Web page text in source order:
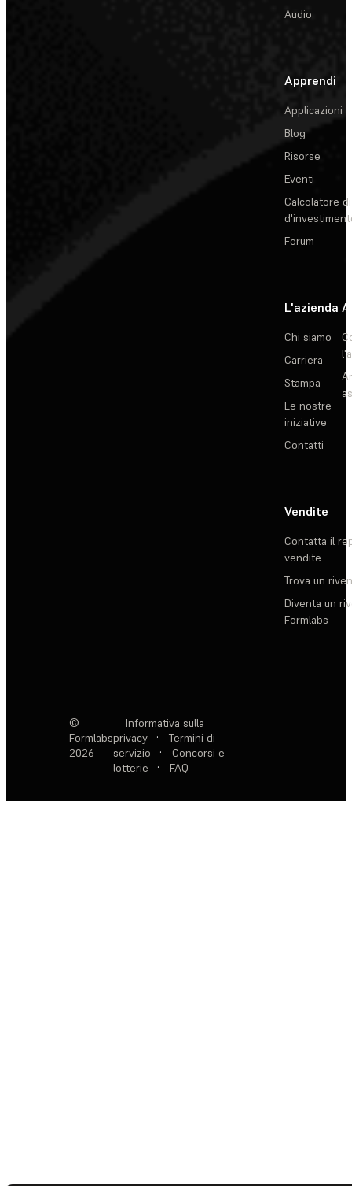
Audio
Apprendi
Applicazioni
Blog
Risorse
Eventi
Calcolatore
Forum
L'azienda
Chi siamo
Carriera
Stampa
Le nostre
iniziative
Contatti
Vendite
Contatta il
vendite
Trova un
Diventa un
Formlabs
©
Formlabs
2026
Informativa sulla
privacy
·
Termini di
servizio
·
Concorsi e
lotterie
· FAQ